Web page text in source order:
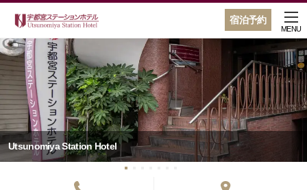
宿泊予約
MENU
Utsunomiya Station Hotel